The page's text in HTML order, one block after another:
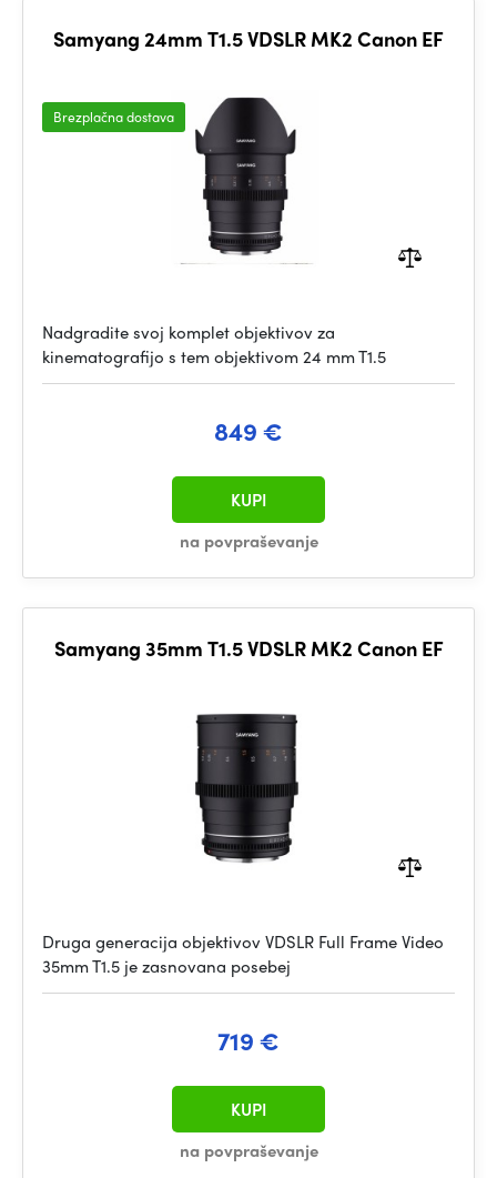
Samyang 24mm T1.5 VDSLR MK2 Canon EF
Brezplačna dostava
Nadgradite svoj komplet objektivov za
kinematografijo s tem objektivom 24 mm T1.5
849 €
na povpraševanje
KUPI
Samyang 35mm T1.5 VDSLR MK2 Canon EF
Druga generacija objektivov VDSLR Full Frame Video
35mm T1.5 je zasnovana posebej
719 €
na povpraševanje
KUPI